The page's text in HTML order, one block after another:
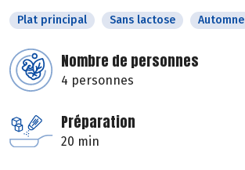
Plat principal Sans lactose Automne
Nombre de personnes
4 personnes
Préparation
20 min